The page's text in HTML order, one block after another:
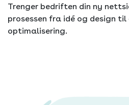
Trenger bedriften din ny
prosessen fra idé og design
optimalisering.